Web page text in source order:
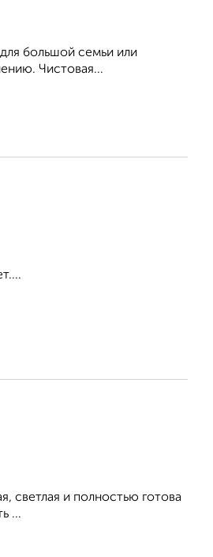
большой семьи или
Чистовая...
светлая и полностью готова
...